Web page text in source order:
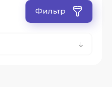
Фильтр